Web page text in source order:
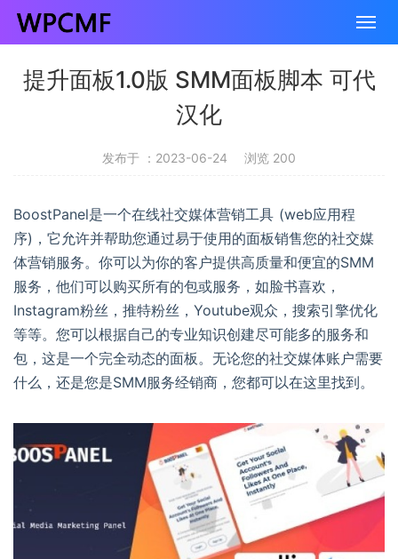
提升面板1.0版 SMM面板脚本 可代
汉化
发布于 ：2023-06-24 浏览 200
BoostPanel是一个在线社交媒体营销工具 (web应用程
序)，它允许并帮助您通过易于使用的面板销售您的社交媒
体营销服务。你可以为你的客户提供高质量和便宜的SMM
服务，他们可以购买所有的包或服务，如脸书喜欢，
Instagram粉丝，推特粉丝，Youtube观众，搜索引擎优化
等等。您可以根据自己的专业知识创建尽可能多的服务和
包，这是一个完全动态的面板。无论您的社交媒体账户需要
什么，还是您是SMM服务经销商，您都可以在这里找到。